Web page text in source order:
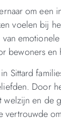
om
voelen bij
bewoners en
Sittard
Door
en de